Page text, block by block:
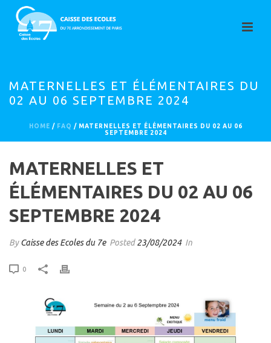
MATERNELLES ET ÉLÉMENTAIRES DU
02 AU 06 SEPTEMBRE 2024
HOME / FAQ / MATERNELLES ET ÉLÉMENTAIRES DU 02 AU 06
SEPTEMBRE 2024
MATERNELLES ET
ÉLÉMENTAIRES DU 02 AU 06
SEPTEMBRE 2024
ByCaisse des Ecoles du 7e Posted23/08/2024 In
0